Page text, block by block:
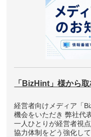
「BizHint」様から
経営者向けメディア「
機会をいただき 弊社代
一人ひとりが経営者視
協力体制をどう強化し